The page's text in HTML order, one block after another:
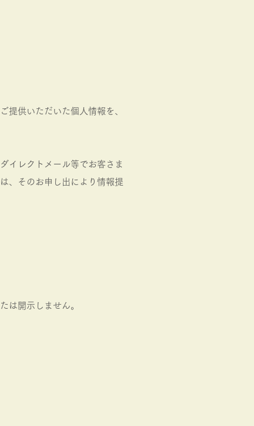
提供いただいた個人情報を、
イレクトメール等でお客さま
、そのお申し出により情報提
は開示しません。